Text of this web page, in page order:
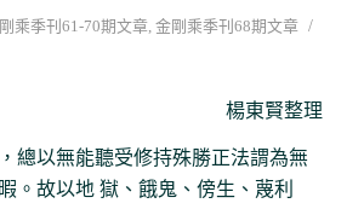
乘季刊61-70期文章, 金剛乘季刊68期文章 /
楊東賢整理
總以無能聽受修持殊勝正法謂為無
。故以地 獄、餓鬼、傍生、蔑利